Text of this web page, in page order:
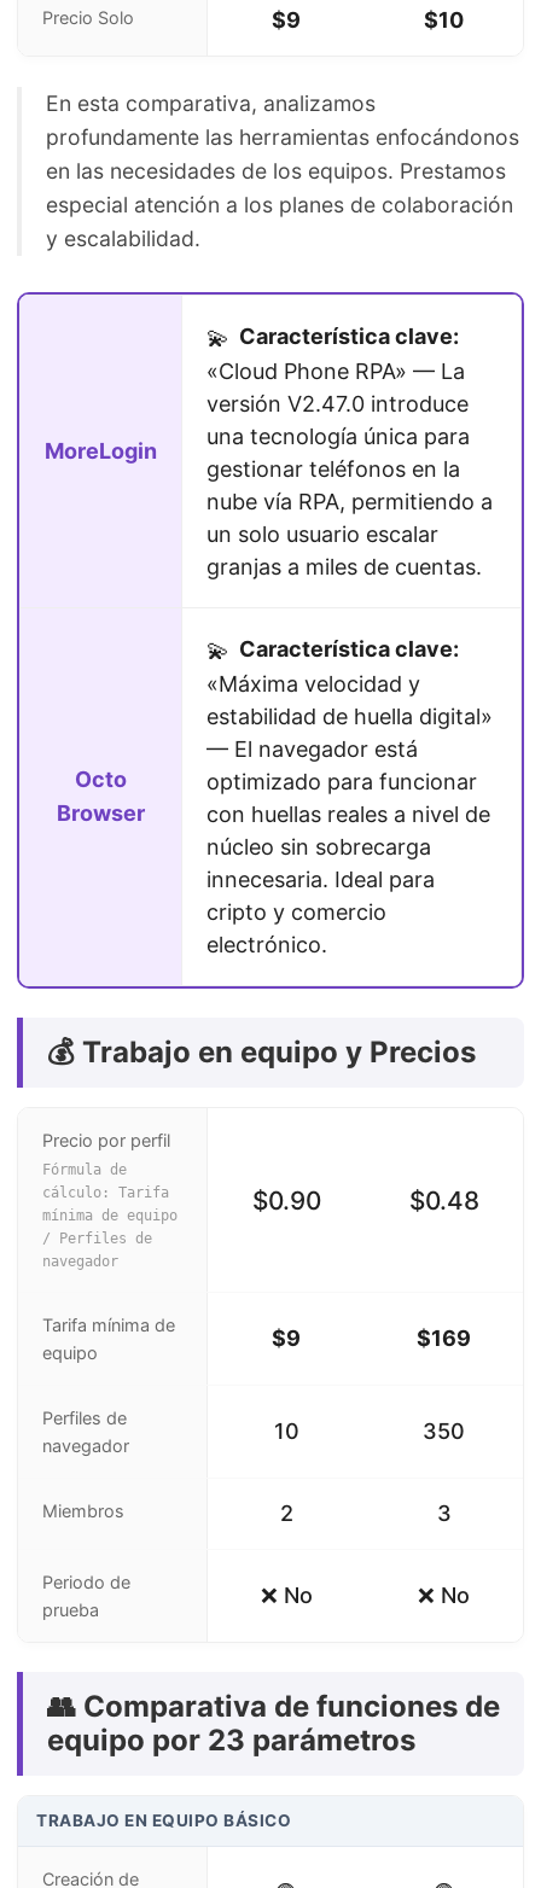
Precio Solo $9 $10
En esta comparativa, analizamos
profundamente las herramientas enfocándonos
en las necesidades de los equipos. Prestamos
especial atención a los planes de colaboración
y escalabilidad.
MoreLogin
💫 Característica clave:
«Cloud Phone RPA» — La
versión V2.47.0 introduce
una tecnología única para
gestionar teléfonos en la
nube vía RPA, permitiendo a
un solo usuario escalar
granjas a miles de cuentas.
Octo
Browser
💫 Característica clave:
«Máxima velocidad y
estabilidad de huella digital»
— El navegador está
optimizado para funcionar
con huellas reales a nivel de
núcleo sin sobrecarga
innecesaria. Ideal para
cripto y comercio
electrónico.
💰 Trabajo en equipo y Precios
Precio por perfil
Fórmula de
cálculo: Tarifa
mínima de equipo
/ Perfiles de
navegador
$0.90 $0.48
Tarifa mínima de
equipo
$9 $169
Perfiles de
navegador
10 350
Miembros 2 3
Periodo de
prueba
❌ No ❌ No
👥 Comparativa de funciones de
equipo por 23 parámetros
TRABAJO EN EQUIPO BÁSICO
Creación de